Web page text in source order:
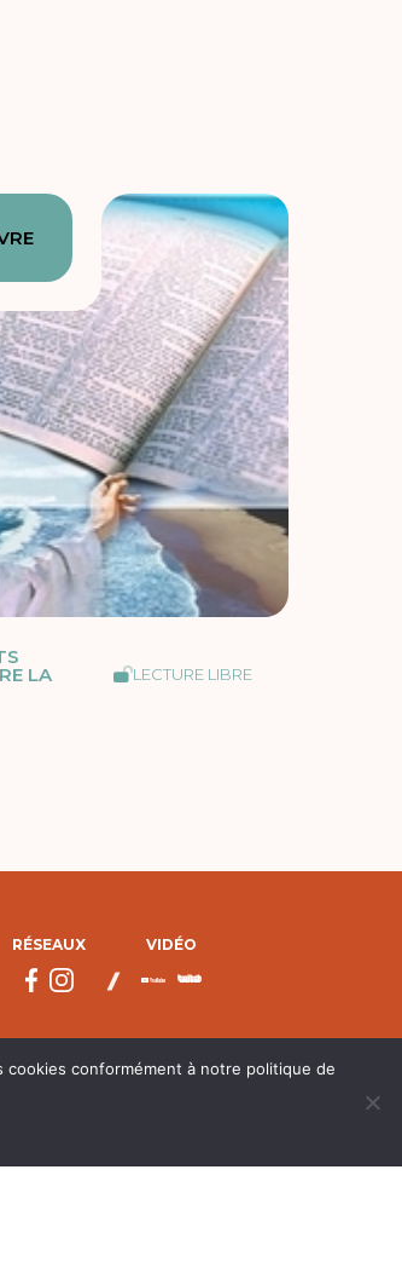
LA LECTURE LIBRE
RÉSEAUX VIDÉO
conformément à notre politique de